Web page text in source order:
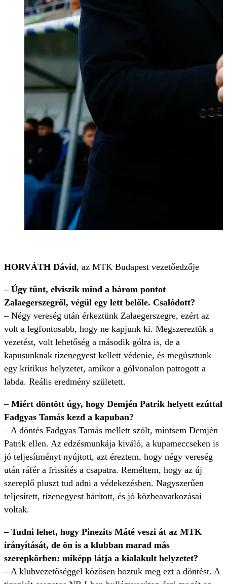
HORVÁTH Dávid, az MTK Budapest vezetőedzője
– Úgy tűnt, elviszik mind a három pontot
Zalaegerszegről, végül egy lett belőle. Csalódott?
– Négy vereség után érkeztünk Zalaegerszegre, ezért az
volt a legfontosabb, hogy ne kapjunk ki. Megszereztük a
vezetést, volt lehetőség a második gólra is, de a
kapusunknak tizenegyest kellett védenie, és megúsztunk
egy kritikus helyzetet, amikor a gólvonalon pattogott a
labda. Reális eredmény született.
– Miért döntött úgy, hogy Demjén Patrik helyett ezúttal
Fadgyas Tamás kezd a kapuban?
– A döntés Fadgyas Tamás mellett szólt, mintsem Demjén
Patrik ellen. Az edzésmunkája kiváló, a kupameccseken is
jó teljesítményt nyújtott, azt éreztem, hogy négy vereség
után ráfér a frissítés a csapatra. Reméltem, hogy az új
szereplő pluszt tud adni a védekezésben. Nagyszerűen
teljesített, tizenegyest hárított, és jó közbeavatkozásai
voltak.
– Tudni lehet, hogy Pinezits Máté veszi át az MTK
irányítását, de ön is a klubban marad más
szerepkörben: miképp látja a kialakult helyzetet?
– A klubvezetőséggel közösen hoztuk meg ezt a döntést. A